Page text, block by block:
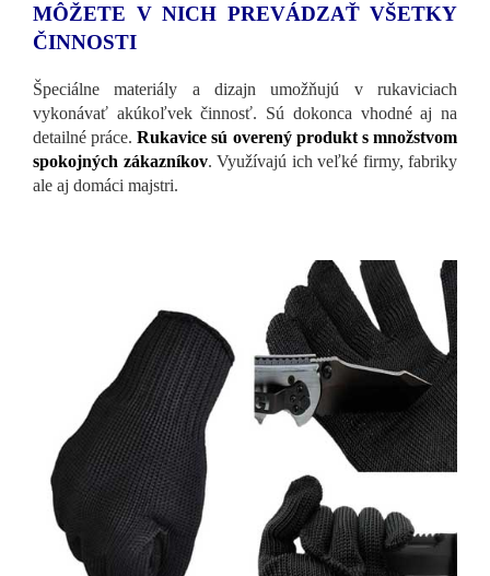
MÔŽETE V NICH PREVÁDZAŤ VŠETKY
ČINNOSTI
Špeciálne materiály a dizajn umožňujú v rukaviciach
vykonávať akúkoľvek činnosť. Sú dokonca vhodné aj na
detailné práce.Rukavice sú overený produkt s množstvom
spokojných zákazníkov. Využívajú ich veľké firmy, fabriky
ale aj domáci majstri.